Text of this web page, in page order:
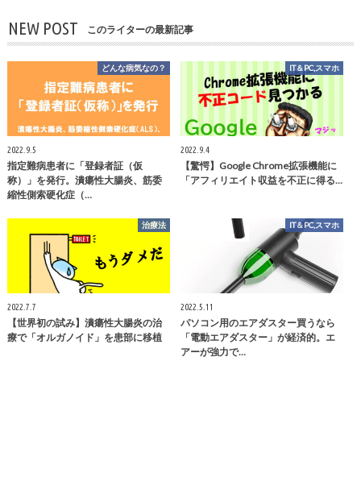
NEW POST このライターの最新記事
どんな病気なの？
2022.9.5
指定難病患者に「登録者証（仮
称）」を発行。潰瘍性大腸炎、筋委
縮性側索硬化症（…
IT＆PC,スマホ
2022.9.4
【驚愕】Google Chrome拡張機能に
「アフィリエイト収益を不正に得る…
治療法
2022.7.7
【世界初の試み】潰瘍性大腸炎の治
療で「オルガノイド」を患部に移植
IT＆PC,スマホ
2022.5.11
パソコン用のエアダスター買うなら
「電動エアダスター」が経済的。エ
アーが強力で…